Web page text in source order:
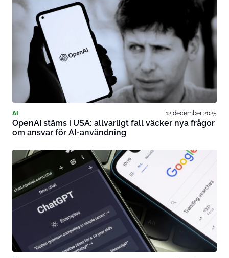
AI 12 december 2025
OpenAI stäms i USA: allvarligt fall väcker nya frågor
om ansvar för AI-användning